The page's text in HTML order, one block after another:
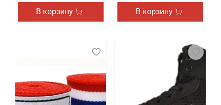
В корзину В корзину